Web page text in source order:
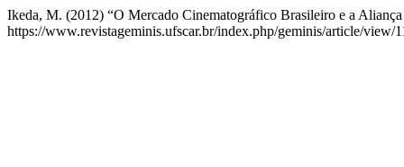
Ikeda, M. (2012) “O Mercado Cinematográfico Brasileiro e a
https://www.revistageminis.ufscar.br/index.php/geminis/article/view/